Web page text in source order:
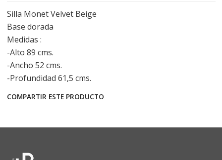
Silla Monet Velvet Beige
Base dorada
Medidas :
-Alto 89 cms.
-Ancho 52 cms.
-Profundidad 61,5 cms.
COMPARTIR ESTE PRODUCTO